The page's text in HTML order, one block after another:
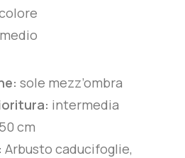
medio
sole mezz’ombra
intermedia
cm
Arbusto caducifoglie,